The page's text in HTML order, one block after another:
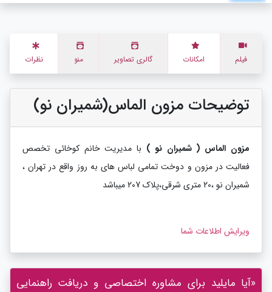
فیلم امکانات گالری تصاویر منو نظرات
توضیحات مزون الماس(شمیران نو)
مزون الماس ( شمیران نو ) با مدیریت خانم کوخائی تخصص
فعالیت در مزون و دوخت تمامی لباس های به روز واقع در تهران ،
شمیران نو ،20 متری شرقی،پلاک 207 میباشد
ویرایش اطلاعات شما
«آیا مایلید برای مشاوره اختصاصی و دریافت راهنمایی